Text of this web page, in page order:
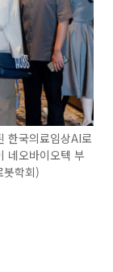
한국의료임상AI로
네오바이오텍 부
봇학회)